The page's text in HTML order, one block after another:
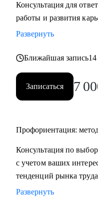
Региональные и
партнеры (HRBP)
• Ведущим
Бухгалтеры,
Менеджеры по
• Операционному и
консультанты, Кассиры,
• Начинающим
Постоянно повышаю
актуальным HR-
Консультация для
работы и развития
Развернуть
Ближайшая запись14
Записаться 7
Профориентация:
Консультация по
с учетом ваших
тенденций рынка
Развернуть